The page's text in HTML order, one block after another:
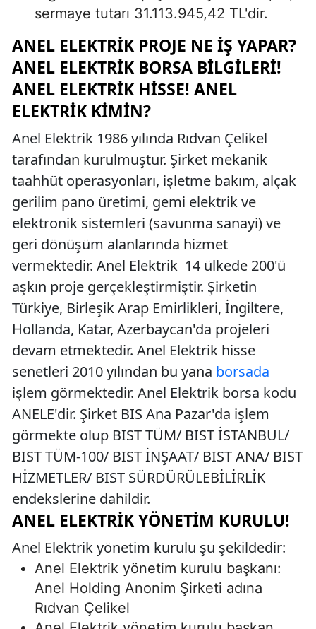
sermaye tutarı 31.113.945,42 TL'dir.
ANEL ELEKTRIK PROJE NE İŞ YAPAR?
ANEL ELEKTRIK BORSA BILGILERI!
ANEL ELEKTRIK HISSE! ANEL
ELEKTRIK KIMIN?
Anel Elektrik 1986 yılında Rıdvan Çelikel
tarafından kurulmuştur. Şirket mekanik
taahhüt operasyonları, işletme bakım, alçak
gerilim pano üretimi, gemi elektrik ve
elektronik sistemleri (savunma sanayi) ve
geri dönüşüm alanlarında hizmet
vermektedir. Anel Elektrik 14 ülkede 200'ü
aşkın proje gerçekleştirmiştir. Şirketin
Türkiye, Birleşik Arap Emirlikleri, İngiltere,
Hollanda, Katar, Azerbaycan'da projeleri
devam etmektedir. Anel Elektrik hisse
senetleri 2010 yılından bu yana borsada
işlem görmektedir. Anel Elektrik borsa kodu
ANELE'dir. Şirket BIS Ana Pazar'da işlem
görmekte olup BIST TÜM/ BIST İSTANBUL/
BIST TÜM-100/ BIST İNŞAAT/ BIST ANA/ BIST
HİZMETLER/ BIST SÜRDÜRÜLEBİLİRLİK
endekslerine dahildir.
ANEL ELEKTRIK YÖNETIM KURULU!
Anel Elektrik yönetim kurulu şu şekildedir:
Anel Elektrik yönetim kurulu başkanı:
Anel Holding Anonim Şirketi adına
Rıdvan Çelikel